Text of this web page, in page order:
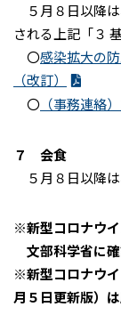
５月８日以降
される上記「３
〇感染拡大の
（改訂）
〇 （事務連絡
７ 会食
５月８日以降
※新型コロナウ
文部科学省に確
※新型コロナウ
月５日更新版）